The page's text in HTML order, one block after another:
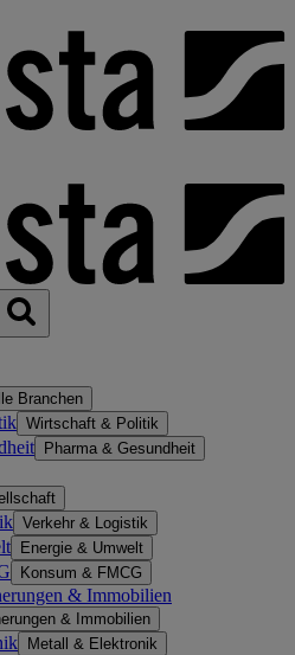
Branchen
Wirtschaft & Politik
Pharma & Gesundheit
Verkehr & Logistik
Energie & Umwelt
Konsum & FMCG
& Immobilien
& Immobilien
Metall & Elektronik